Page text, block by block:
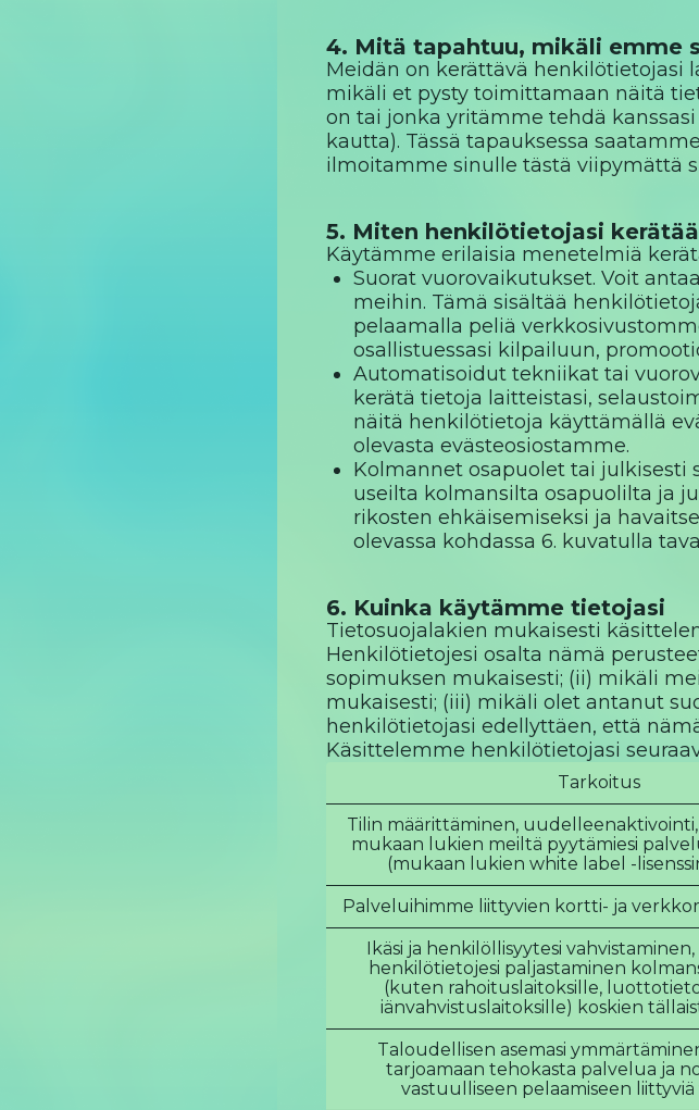
4. Mitä tapahtuu, mikäli emme
Meidän on kerättävä henkilötietojasi
mikäli et pysty toimittamaan näitä
on tai jonka yritämme tehdä
kautta). Tässä tapauksessa
ilmoitamme sinulle tästä viipymättä
5. Miten henkilötietojasi
Käytämme erilaisia menetelmiä
Suorat vuorovaikutukset. Voit
meihin. Tämä sisältää
pelaamalla peliä
osallistuessasi kilpailuun,
Automatisoidut tekniikat tai
kerätä tietoja laitteistasi,
näitä henkilötietoja käyttämällä
olevasta evästeosiostamme.
Kolmannet osapuolet tai julkisesti
useilta kolmansilta osapuolilta ja
rikosten ehkäisemiseksi ja
olevassa kohdassa 6. kuvatulla
6. Kuinka käytämme tietojasi
Tietosuojalakien mukaisesti
Henkilötietojesi osalta nämä
sopimuksen mukaisesti; (ii) mikäli
mukaisesti; (iii) mikäli olet antanut
henkilötietojasi edellyttäen, että
Käsittelemme henkilötietojasi
Tarkoitus
Tilin määrittäminen,
mukaan lukien meiltä pyytämiesi
(mukaan lukien white label -
Palveluihimme liittyvien kortti- ja
Ikäsi ja henkilöllisyytesi
henkilötietojesi paljastaminen
(kuten rahoituslaitoksille,
iänvahvistuslaitoksille) koskien
Taloudellisen asemasi
tarjoamaan tehokasta palvelua ja
vastuulliseen pelaamiseen